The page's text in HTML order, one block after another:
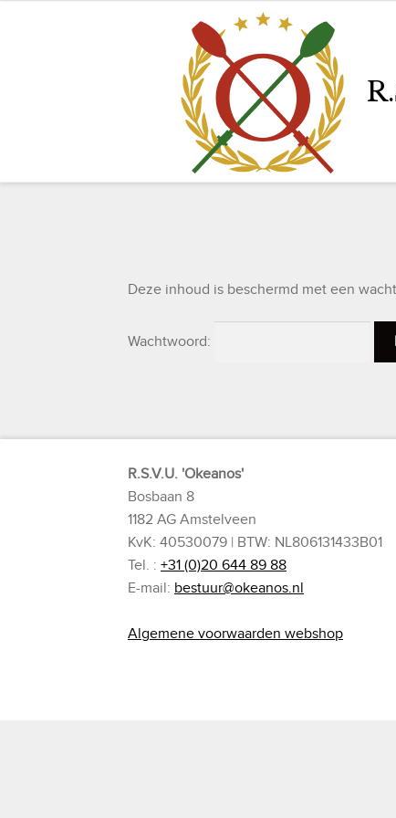
door
naar
navigatie
naar
de
inhoud
Deze inhoud is beschermd met een
Wachtwoord:
R.S.V.U. 'Okeanos'
Bosbaan 8
1182 AG Amstelveen
KvK: 40530079 | BTW: NL806131433B01
Tel. :+31 (0)20 644 89 88
E-mail: bestuur@okeanos.nl
Algemene voorwaarden webshop